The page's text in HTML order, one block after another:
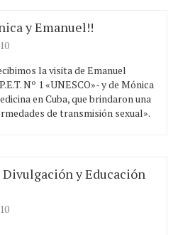
y Emanuel!!
la visita de Emanuel
Nº 1 «UNESCO»- y de Mónica
en Cuba, que brindaron una
de transmisión sexual».
y Educación